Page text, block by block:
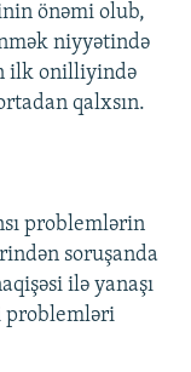
önəmi olub,
niyyətində
ilk onilliyində
qalxsın.
problemlərin
soruşanda
ilə yanaşı
problemləri